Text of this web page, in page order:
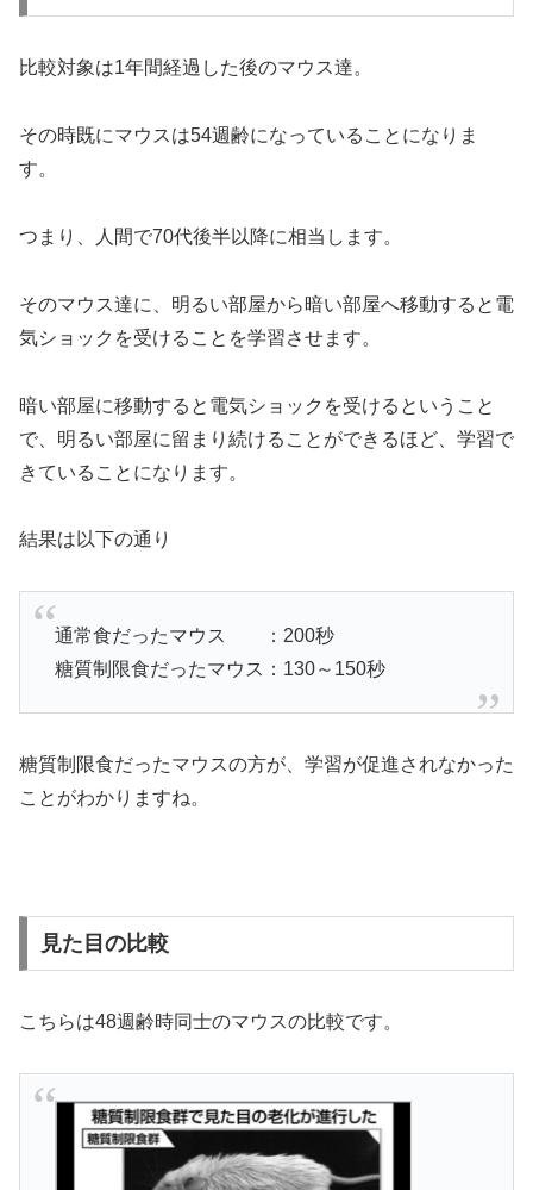
比較対象は1年間経過した後のマウス達。
その時既にマウスは54週齢になっていることになりま
す。
つまり、人間で70代後半以降に相当します。
そのマウス達に、明るい部屋から暗い部屋へ移動すると電
気ショックを受けることを学習させます。
暗い部屋に移動すると電気ショックを受けるということ
で、明るい部屋に留まり続けることができるほど、学習で
きていることになります。
結果は以下の通り
通常食だったマウス ：200秒
糖質制限食だったマウス：130～150秒
糖質制限食だったマウスの方が、学習が促進されなかった
ことがわかりますね。
見た目の比較
こちらは48週齢時同士のマウスの比較です。